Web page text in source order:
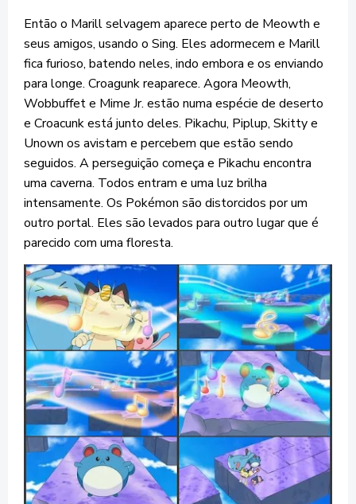
Então o Marill selvagem aparece perto de Meowth e
seus amigos, usando o Sing. Eles adormecem e Marill
fica furioso, batendo neles, indo embora e os enviando
para longe. Croagunk reaparece. Agora Meowth,
Wobbuffet e Mime Jr. estão numa espécie de deserto
e Croacunk está junto deles. Pikachu, Piplup, Skitty e
Unown os avistam e percebem que estão sendo
seguidos. A perseguição começa e Pikachu encontra
uma caverna. Todos entram e uma luz brilha
intensamente. Os Pokémon são distorcidos por um
outro portal. Eles são levados para outro lugar que é
parecido com uma floresta.